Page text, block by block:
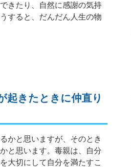
きたり、自然に感謝の気持
すると、だんだん人生の物
起きたときに仲直り
かと思いますが、そのとき
と思います。毒親は、自分
大切にして自分を満たすこ